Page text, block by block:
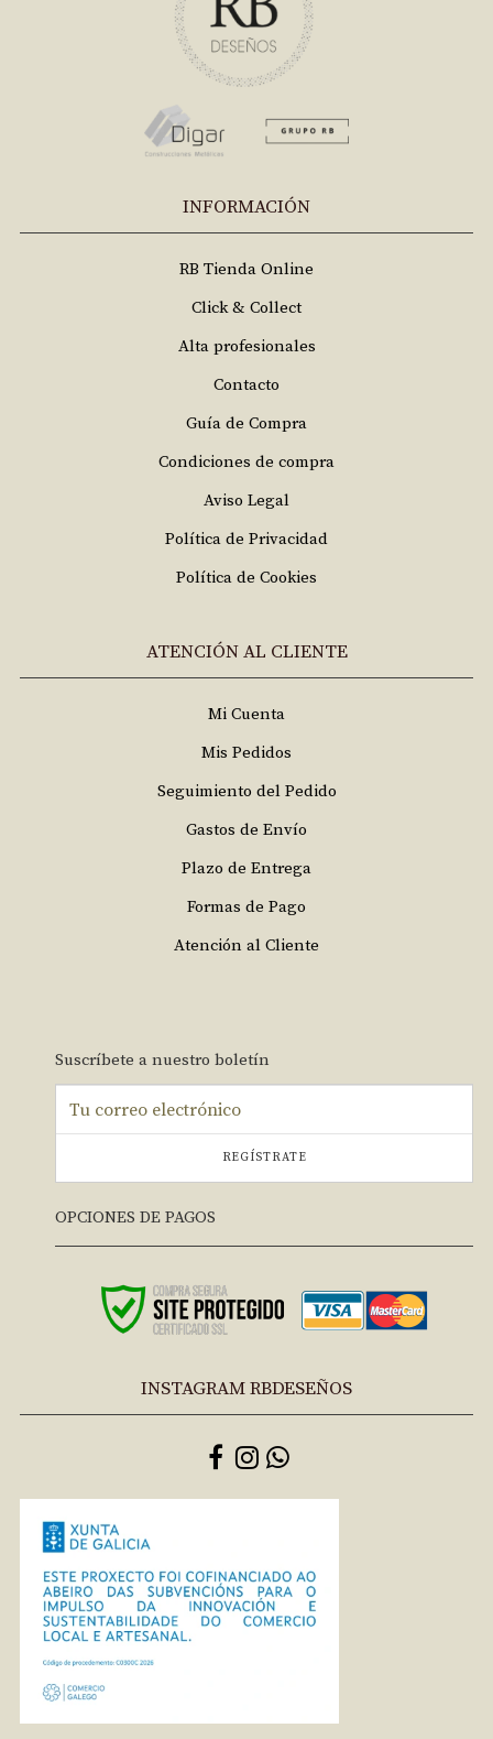
INFORMACIÓN
RB Tienda Online
Click & Collect
Alta profesionales
Contacto
Guía de Compra
Condiciones de compra
Aviso Legal
Política de Privacidad
Política de Cookies
ATENCIÓN AL CLIENTE
Mi Cuenta
Mis Pedidos
Seguimiento del Pedido
Gastos de Envío
Plazo de Entrega
Formas de Pago
Atención al Cliente
Suscríbete a nuestro boletín
REGÍSTRATE
OPCIONES DE PAGOS
INSTAGRAM RBDESEÑOS